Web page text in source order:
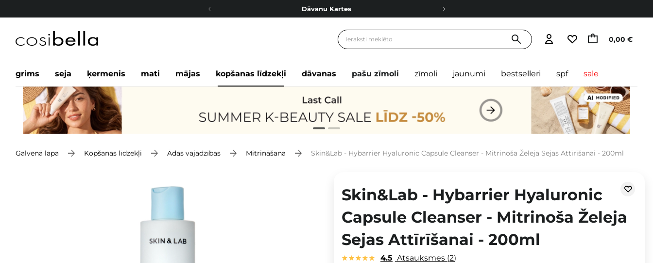
Dāvanu Kartes
Bezmaskas piegāde no 49,00 € 0,00 €
grims seja ķermenis mati mājas kopšanas līdzekļi dāvanas pašu zīmoli zīmoli jaunumi bestselleri spf sale
Galvenā lapa Kopšanas līdzekļi Ādas vajadzības Mitrināšana Skin&Lab - Hybarrier Hyaluronic Capsule Cleanser - Mitrinoša Želeja Sejas Attīrīšanai - 200ml
Skin&Lab - Hybarrier Hyaluronic
Capsule Cleanser - Mitrinoša Želeja
Sejas Attīrīšanai - 200ml
4.5 Atsauksmes 2